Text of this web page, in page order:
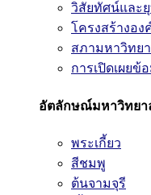
วิสัยทัศน์และ
โครงสร้างอง
สภามหาวิทย
การเปิดเผย
อัตลักษณ์มหาวิทยา
พระเกี้ยว
สีชมพู
ต้นจามจุรี